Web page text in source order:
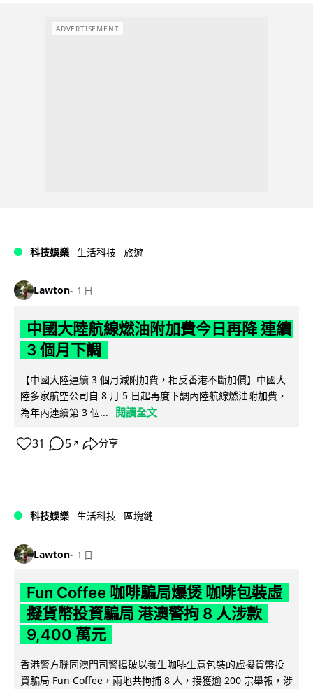
ADVERTISEMENT
科技娛樂 生活科技 旅遊
Lawton 1 日
中國大陸航線燃油附加費今日再降 連續
3 個月下調
【中國大陸連續 3 個月減附加費，相反香港不斷加價】中國大
陸多家航空公司自 8 月 5 日起再度下調內陸航線燃油附加費，
為年內連續第 3 個...
閱讀全文
31 5 ↗ 分享
科技娛樂 生活科技 區塊鏈
Lawton 1 日
Fun Coffee 咖啡騙局爆煲 咖啡包裝虛
擬貨幣投資騙局 港澳警拘 8 人涉款
9,400 萬元
香港警方聯同澳門司警搗破以養生咖啡生意包裝的虛擬貨幣投
資騙局 Fun Coffee，兩地共拘捕 8 人，接獲逾 200 宗舉報，涉